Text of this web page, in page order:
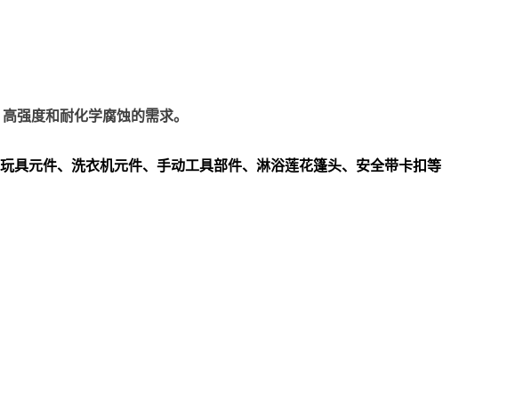
强度和耐化学腐蚀的需求。
具元件、洗衣机元件、手动工具部件、淋浴莲花篷头、安全带卡扣等